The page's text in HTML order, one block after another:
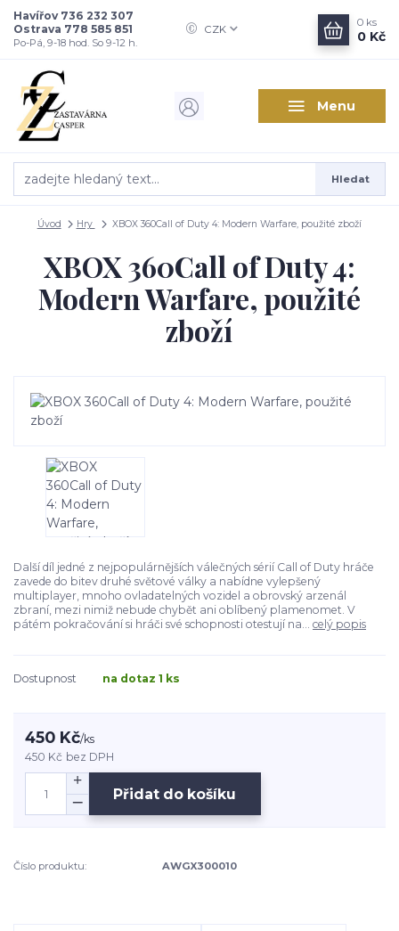
Menu
CZK
Hledat
Havířov 736 232 307
Ostrava 778 585 851
Po-Pá, 9-18 hod. So 9-12 h.
0 ks
0 Kč
Úvod Hry XBOX 360Call of Duty 4: Modern Warfare, použité zboží
XBOX 360Call of Duty 4:
Modern Warfare, použité
zboží
Další díl jedné z nejpopulárnějších válečných sérií Call of Duty hráče
zavede do bitev druhé světové války a nabídne vylepšený
multiplayer, mnoho ovladatelných vozidel a obrovský arzenál
zbraní, mezi nimiž nebude chybět ani oblíbený plamenomet. V
pátém pokračování si hráči své schopnosti otestují na... celý popis
Dostupnost na dotaz 1 ks
450 Kč/ks
450 Kč bez DPH
Přidat do košíku
Číslo produktu: AWGX300010